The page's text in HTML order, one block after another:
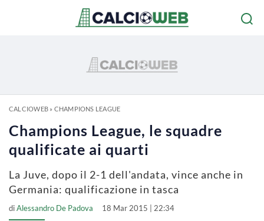
CALCIOWEB» CHAMPIONS LEAGUE
Champions League, le squadre
qualificate ai quarti
La Juve, dopo il 2-1 dell'andata, vince anche in
Germania: qualificazione in tasca
diAlessandro De Padova 18 Mar 2015 | 22:34